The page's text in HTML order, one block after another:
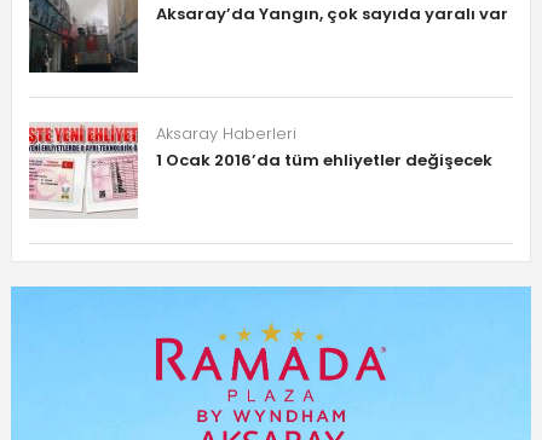
Aksaray’da Yangın, çok sayıda yaralı var
Aksaray Haberleri
1 Ocak 2016’da tüm ehliyetler değişecek